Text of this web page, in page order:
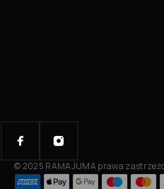
© 2025 RAMAJUMA prawa